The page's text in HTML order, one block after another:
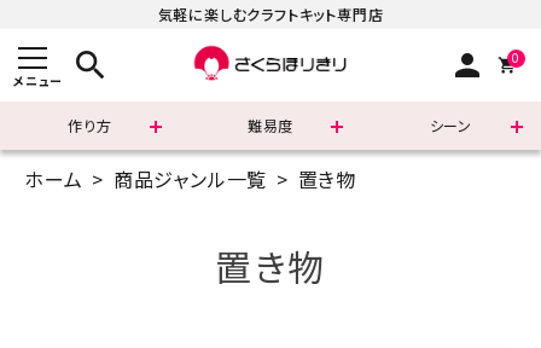
気軽に楽しむクラフトキット専門店
メニュー search person 0
作り方 難易度 シーン
まずはこちら
ホーム 商品ジャンル一覧 置き物
置き物